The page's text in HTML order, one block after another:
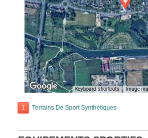
Keyboard shortcuts Image
1 Terrains De Sport Synthétiques